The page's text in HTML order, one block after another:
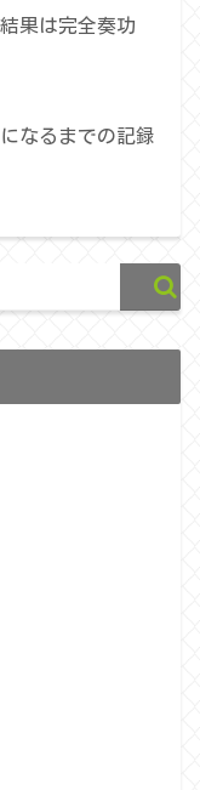
果は完全奏功
なるまでの記録